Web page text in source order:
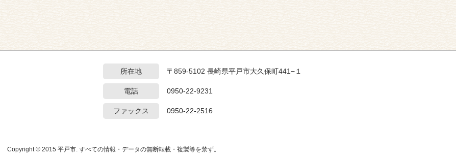
所在地 〒859-5102 長崎県平戸市大久保町441−１
電話 0950-22-9231
ファックス 0950-22-2516
Copyright © 2015 平戸市. すべての情報・データの無断転載・複製等を禁ず。